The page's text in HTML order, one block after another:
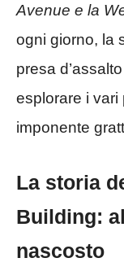
Avenue e la
ogni giorno, la
presa
esplorare i vari
imponente
La storia
Building:
nascosto